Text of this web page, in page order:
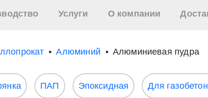
Услуги О компании
Алюминий Алюминиевая пудра
ПАП Эпоксидная Для